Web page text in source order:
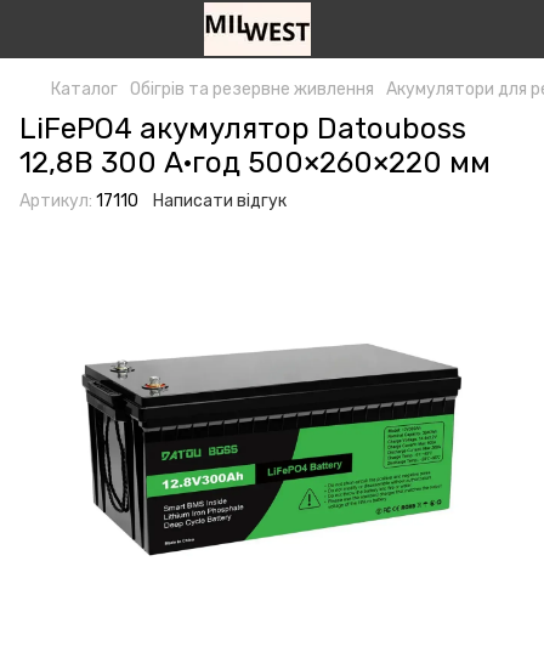
Каталог Обігрів та резервне живлення Акумулятори для
LiFePO4 акумулятор Datouboss
12,8В 300 А·год 500×260×220 мм
Артикул: 17110 Написати відгук